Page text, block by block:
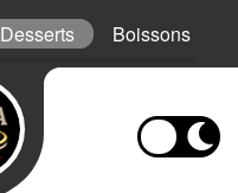
Desserts Boissons